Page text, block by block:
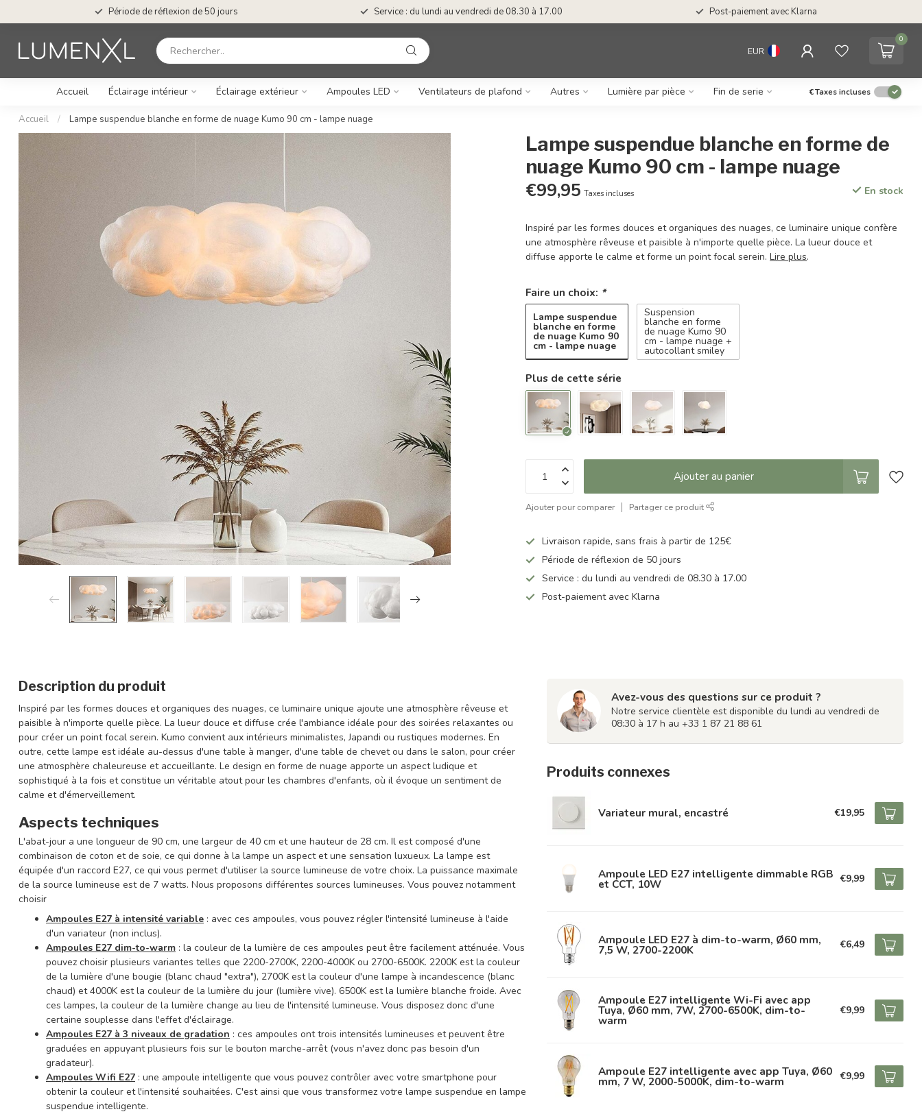
Période de réflexion de 50 jours Service : du lundi au vendredi de 08.30 à 17.00 Post-paiement avec Klarna
EUR
0
Accueil Éclairage intérieur Éclairage extérieur Ampoules LED Ventilateurs de plafond Autres Lumière par pièce Fin de serie €Taxes incluses
Accueil / Lampe suspendue blanche en forme de nuage Kumo 90 cm - lampe nuage
Lampe suspendue blanche en forme de
nuage Kumo 90 cm - lampe nuage
€99,95 Taxes incluses En stock
Inspiré par les formes douces et organiques des nuages, ce luminaire unique confère
une atmosphère rêveuse et paisible à n'importe quelle pièce. La lueur douce et
diffuse apporte le calme et forme un point focal serein.Lire plus.
Faire un choix: *
Lampe suspendue
blanche en forme
de nuage Kumo 90
cm - lampe nuage
Suspension
blanche en forme
de nuage Kumo 90
cm - lampe nuage +
autocollant smiley
Plus de cette série
Ajouter au panier
Ajouter pour comparer Partager ce produit
Livraison rapide, sans frais à partir de 125€
Période de réflexion de 50 jours
Service : du lundi au vendredi de 08.30 à 17.00
Post-paiement avec Klarna
Description du produit
Inspiré par les formes douces et organiques des nuages, ce luminaire unique ajoute une atmosphère rêveuse et
paisible à n'importe quelle pièce. La lueur douce et diffuse crée l'ambiance idéale pour des soirées relaxantes ou
pour créer un point focal serein. Kumo convient aux intérieurs minimalistes, Japandi ou rustiques modernes. En
outre, cette lampe est idéale au-dessus d'une table à manger, d'une table de chevet ou dans le salon, pour créer
une atmosphère chaleureuse et accueillante. Le design en forme de nuage apporte un aspect ludique et
sophistiqué à la fois et constitue un véritable atout pour les chambres d'enfants, où il évoque un sentiment de
calme et d'émerveillement.
Aspects techniques
L'abat-jour a une longueur de 90 cm, une largeur de 40 cm et une hauteur de 28 cm. Il est composé d'une
combinaison de coton et de soie, ce qui donne à la lampe un aspect et une sensation luxueux. La lampe est
équipée d'un raccord E27, ce qui vous permet d'utiliser la source lumineuse de votre choix. La puissance maximale
de la source lumineuse est de 7 watts. Nous proposons différentes sources lumineuses. Vous pouvez notamment
choisir
Ampoules E27 à intensité variable : avec ces ampoules, vous pouvez régler l'intensité lumineuse à l'aide
d'un variateur (non inclus).
Ampoules E27 dim-to-warm : la couleur de la lumière de ces ampoules peut être facilement atténuée. Vous
pouvez choisir plusieurs variantes telles que 2200-2700K, 2200-4000K ou 2700-6500K. 2200K est la couleur
de la lumière d'une bougie (blanc chaud "extra"), 2700K est la couleur d'une lampe à incandescence (blanc
chaud) et 4000K est la couleur de la lumière du jour (lumière vive). 6500K est la lumière blanche froide. Avec
ces lampes, la couleur de la lumière change au lieu de l'intensité lumineuse. Vous disposez donc d'une
certaine souplesse dans l'effet d'éclairage.
Ampoules E27 à 3 niveaux de gradation : ces ampoules ont trois intensités lumineuses et peuvent être
graduées en appuyant plusieurs fois sur le bouton marche-arrêt (vous n'avez donc pas besoin d'un
gradateur).
Ampoules Wifi E27 : une ampoule intelligente que vous pouvez contrôler avec votre smartphone pour
obtenir la couleur et l'intensité souhaitées. C'est ainsi que vous transformez votre lampe suspendue en lampe
suspendue intelligente.
Avez-vous des questions sur ce produit ?
Notre service clientèle est disponible du lundi au vendredi de
08:30 à 17 h au +33 1 87 21 88 61
Produits connexes
Variateur mural, encastré €19,95
Ampoule LED E27 intelligente dimmable RGB
et CCT, 10W €9,99
Ampoule LED E27 à dim-to-warm, Ø60 mm,
7,5 W, 2700-2200K €6,49
Ampoule E27 intelligente Wi-Fi avec app
Tuya, Ø60 mm, 7W, 2700-6500K, dim-to-
warm
€9,99
Ampoule E27 intelligente avec app Tuya, Ø60
mm, 7 W, 2000-5000K, dim-to-warm €9,99